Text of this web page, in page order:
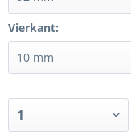
Vierkant: